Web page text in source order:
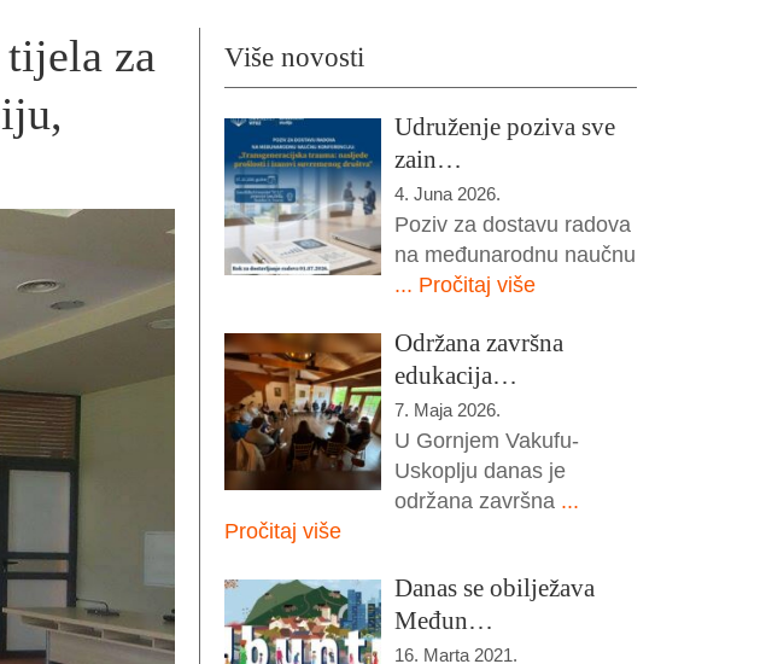
za
Više novosti
Udruženje poziva sve
zain…
4. Juna 2026.
Poziv za dostavu radova
na međunarodnu naučnu
... Pročitaj više
Održana završna
edukacija…
7. Maja 2026.
U Gornjem Vakufu-
Uskoplju danas je
održana završna ...
Pročitaj više
Danas se obilježava
Međun…
16. Marta 2021.